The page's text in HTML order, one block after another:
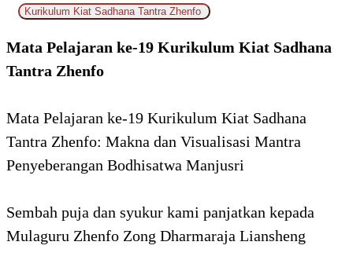
Kurikulum Kiat Sadhana Tantra Zhenfo
Mata Pelajaran ke-19 Kurikulum Kiat Sadhana
Tantra Zhenfo
Mata Pelajaran ke-19 Kurikulum Kiat Sadhana
Tantra Zhenfo: Makna dan Visualisasi Mantra
Penyeberangan Bodhisatwa Manjusri
Sembah puja dan syukur kami panjatkan kepada
Mulaguru Zhenfo Zong Dharmaraja Liansheng